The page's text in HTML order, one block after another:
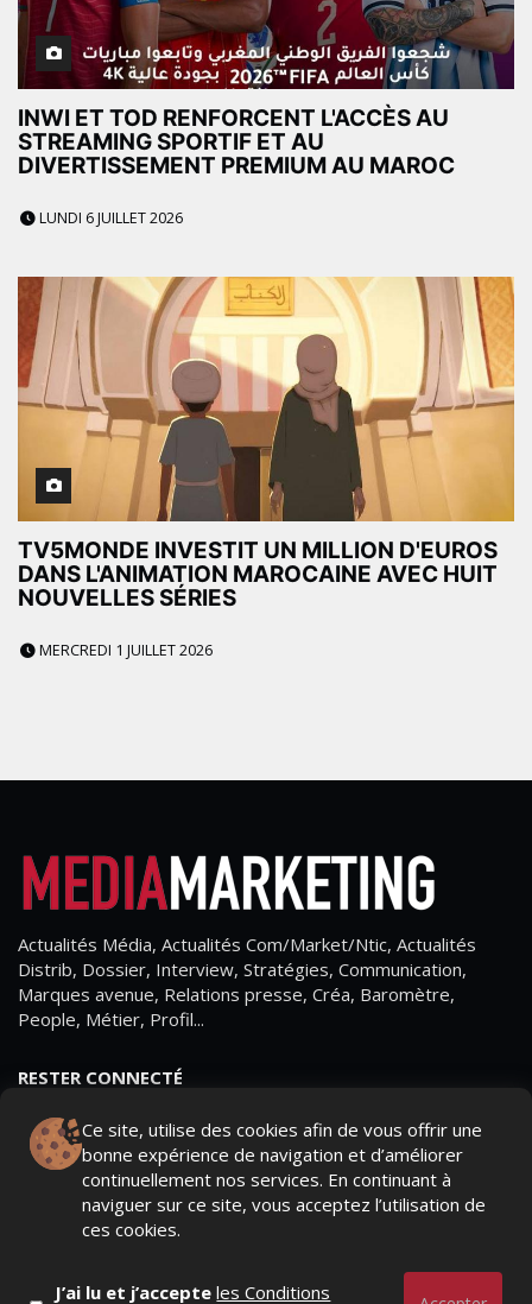
INWI ET TOD RENFORCENT L'ACCÈS AU
STREAMING SPORTIF ET AU
DIVERTISSEMENT PREMIUM AU MAROC
LUNDI 6 JUILLET 2026
TV5MONDE INVESTIT UN MILLION D'EUROS
DANS L'ANIMATION MAROCAINE AVEC HUIT
NOUVELLES SÉRIES
MERCREDI 1 JUILLET 2026
Ce site, utilise des cookies afin de vous offrir une
bonne expérience de navigation et d’améliorer
continuellement nos services. En continuant à
naviguer sur ce site, vous acceptez l’utilisation de
ces cookies.
J’ai lu et j’accepteles Conditions
Actualités Média, Actualités Com/Market/Ntic, Actualités
Distrib, Dossier, Interview, Stratégies, Communication,
Marques avenue, Relations presse, Créa, Baromètre,
People, Métier, Profil...
RESTER CONNECTÉ
- Page d'accueil